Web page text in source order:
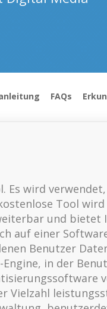
FAQs
Es wird
Tool
und
auf einer
Benutzer
in der
Vielzahl